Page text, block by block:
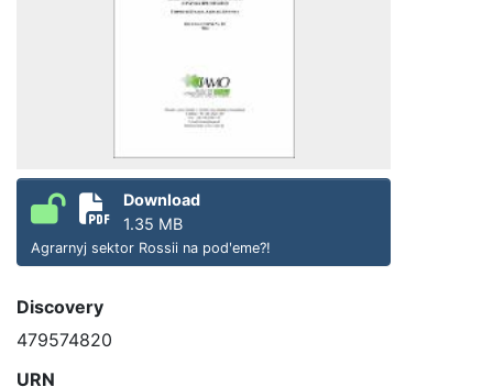
Download
1.35 MB
Agrarnyj sektor Rossii na podʹeme?!
Discovery
479574820
URN